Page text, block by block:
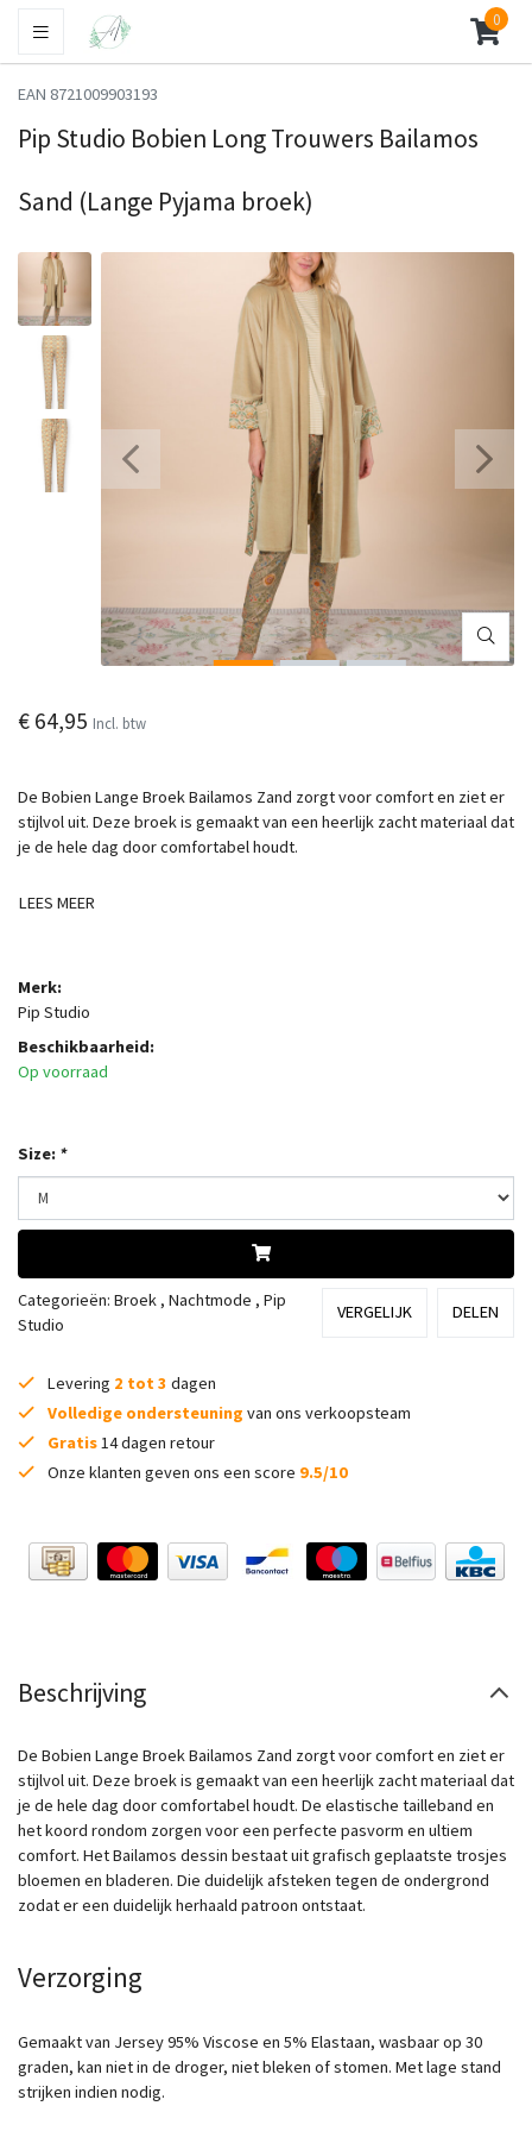
0
EAN 8721009903193
Pip Studio Bobien Long Trouwers Bailamos
Sand (Lange Pyjama broek)
€ 64,95 Incl. btw
De Bobien Lange Broek Bailamos Zand zorgt voor comfort en ziet er
stijlvol uit. Deze broek is gemaakt van een heerlijk zacht materiaal dat
je de hele dag door comfortabel houdt.
LEES MEER
Merk:
Pip Studio
Beschikbaarheid:
Op voorraad
Size: *
Categorieën: Broek , Nachtmode , Pip
Studio
VERGELIJK DELEN
Levering 2 tot 3 dagen
Volledige ondersteuning van ons verkoopsteam
Gratis14 dagen retour
Onze klanten geven ons een score 9.5/10
Beschrijving
De Bobien Lange Broek Bailamos Zand zorgt voor comfort en ziet er
stijlvol uit. Deze broek is gemaakt van een heerlijk zacht materiaal dat
je de hele dag door comfortabel houdt. De elastische tailleband en
het koord rondom zorgen voor een perfecte pasvorm en ultiem
comfort. Het Bailamos dessin bestaat uit grafisch geplaatste trosjes
bloemen en bladeren. Die duidelijk afsteken tegen de ondergrond
zodat er een duidelijk herhaald patroon ontstaat.
Verzorging
Gemaakt van Jersey 95% Viscose en 5% Elastaan, wasbaar op 30
graden, kan niet in de droger, niet bleken of stomen. Met lage stand
strijken indien nodig.